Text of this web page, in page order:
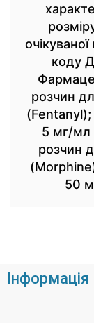
коду
розчин
(Fentanyl);
5 мг/мл
розчин
50
Інформація